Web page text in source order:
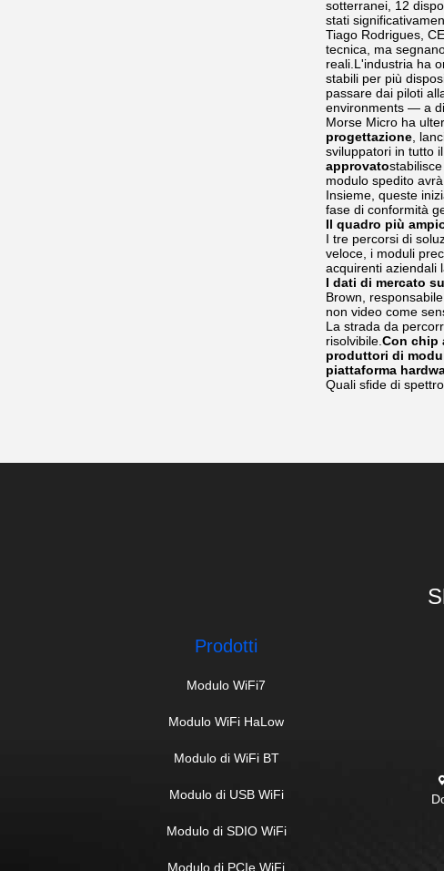
sotterranei, 12
stati
Tiago Rodrigues,
tecnica, ma
reali.L'industria ha
stabili per più
passare dai piloti
environments — a
Morse Micro ha
progettazione ,
sviluppatori in tutto
approvato
modulo spedito
Insieme, queste
fase di conformità
Il quadro più
I tre percorsi di
veloce, i moduli
acquirenti aziendali
I dati di mercato
Brown,
non video come
La strada da
risolvibile. Con chip
produttori di
piattaforma
Quali sfide di
Prodotti
Modulo WiFi7
Modulo WiFi HaLow
Modulo di WiFi BT
Modulo di USB WiFi
Modulo di SDIO WiFi
Modulo di PCIe WiFi